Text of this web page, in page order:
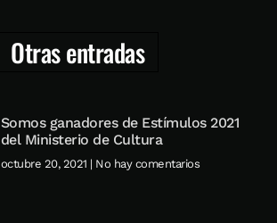
Otras entradas
Somos ganadores de Estímulos 2021
del Ministerio de Cultura
octubre 20, 2021 No hay comentarios